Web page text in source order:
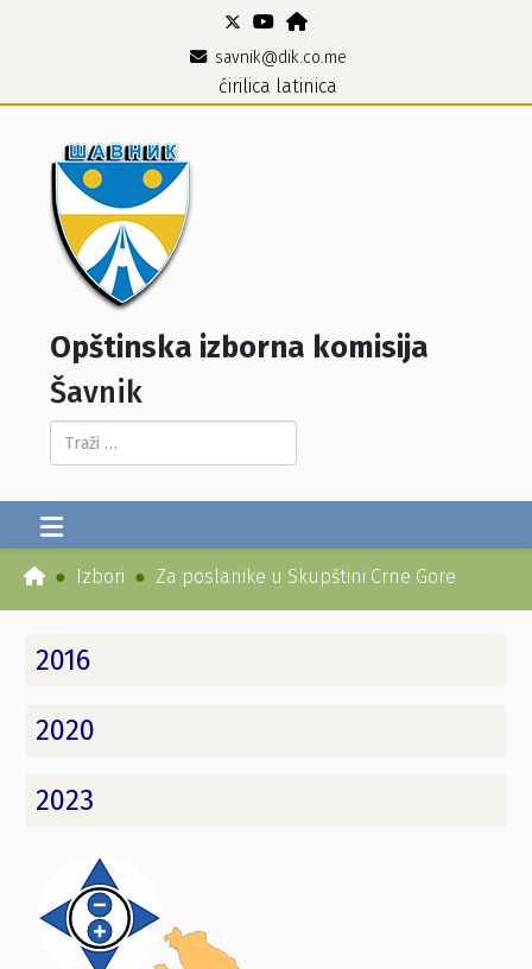
savnik@dik.co.me
ćirilica latinica
Opštinska izborna komisija
Šavnik
Pretraga...
Izbori Za poslanike u Skupštini Crne Gore
2016
2020
2023